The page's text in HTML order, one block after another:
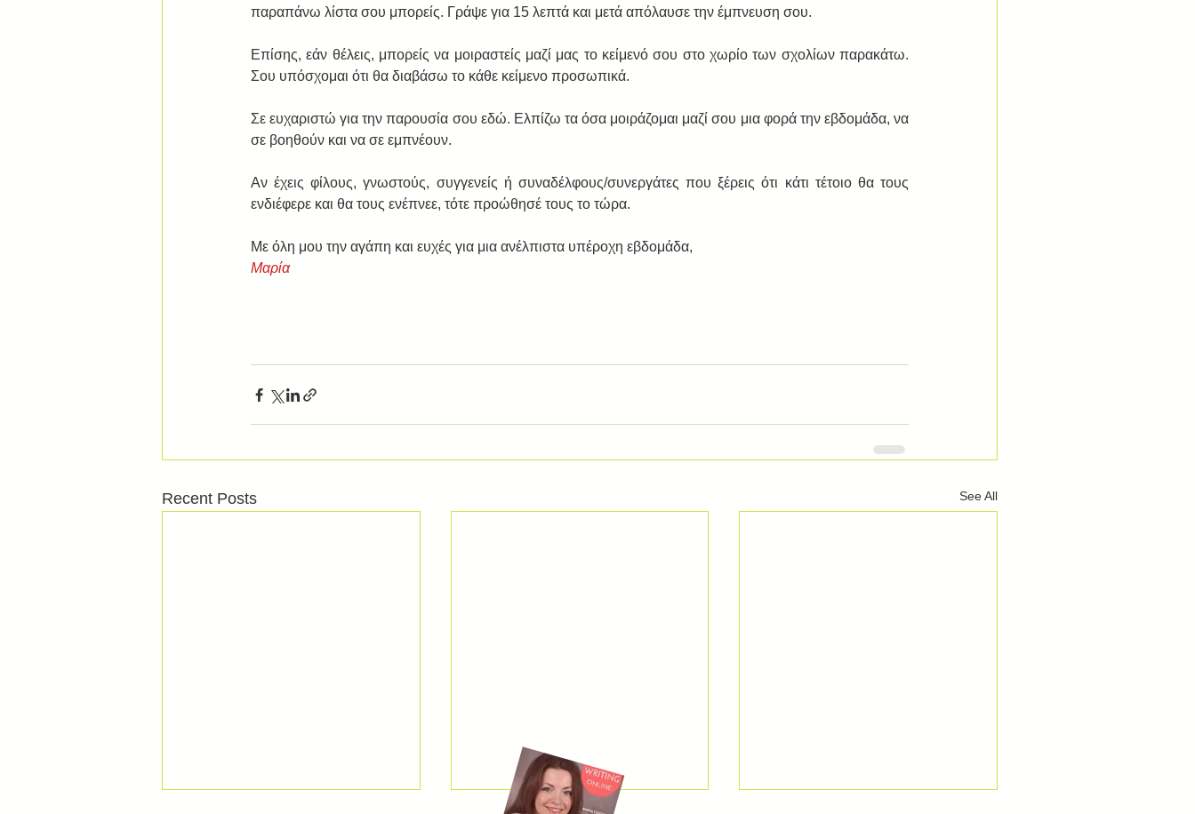
παραπάνω λίστα σου μπορείς. Γράψε για 15 λεπτά και μετά απόλαυσε την έμπνευση σου.
Επίσης, εάν θέλεις, μπορείς να μοιραστείς μαζί μας το κείμενό σου στο χωρίο των σχολίων παρακάτω.
Σου υπόσχομαι ότι θα διαβάσω το κάθε κείμενο προσωπικά.
Σε ευχαριστώ για την παρουσία σου εδώ. Ελπίζω τα όσα μοιράζομαι μαζί σου μια φορά την εβδομάδα, να
σε βοηθούν και να σε εμπνέουν.
Αν έχεις φίλους, γνωστούς, συγγενείς ή συναδέλφους/συνεργάτες που ξέρεις ότι κάτι τέτοιο θα τους
ενδιέφερε και θα τους ενέπνεε, τότε προώθησέ τους το τώρα.
Με όλη μου την αγάπη και ευχές για μια ανέλπιστα υπέροχη εβδομάδα,
Μαρία
Recent Posts See All